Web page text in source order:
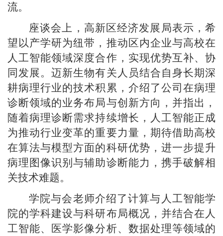
流。
座谈会上，高新区经济发展局表示，希
望以产学研为纽带，推动区内企业与高校在
人工智能领域深度合作，实现优势互补、协
同发展。迈新生物有关人员结合自身长期深
耕病理行业的技术积累，介绍了公司在病理
诊断领域的业务布局与创新方向，并指出，
随着病理诊断需求持续增长，人工智能正成
为推动行业变革的重要力量，期待借助高校
在算法与模型方面的科研优势，进一步提升
病理图像识别与辅助诊断能力，携手破解相
关技术难题。
学院与会老师介绍了计算与人工智能学
院的学科建设与科研布局概况，并结合在人
工智能、医学影像分析、数据处理等领域的